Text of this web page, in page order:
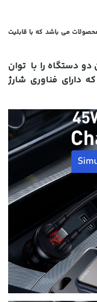
می باشد که با قابلیت
دستگاه را با توان
دارای فناوری شارژ